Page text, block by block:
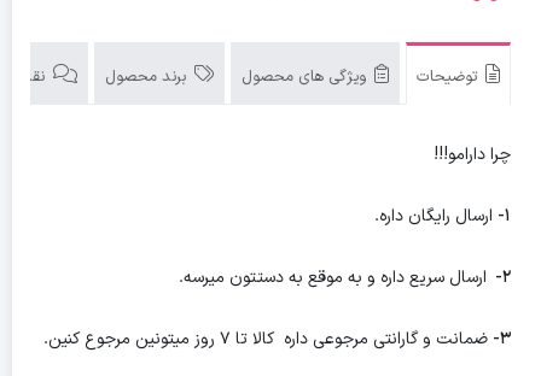
توضیحات ویژگی های محصول برند محصول نقد و
چرا دارامو!!!
ارسال رایگان داره.
ارسال سریع داره و به موقع به دستتون میرسه.
ضمانت و گارانتی مرجوعی داره کالا تا 7 روز میتونین مرجوع کنین.